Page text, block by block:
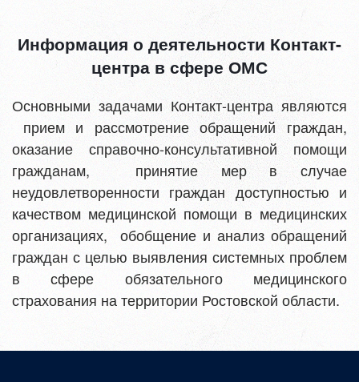
Информация о деятельности Контакт-
центра в сфере ОМС
Основными задачами Контакт-центра являются
прием и рассмотрение обращений граждан,
оказание справочно-консультативной помощи
гражданам, принятие мер в случае
неудовлетворенности граждан доступностью и
качеством медицинской помощи в медицинских
организациях, обобщение и анализ обращений
граждан с целью выявления системных проблем
в сфере обязательного медицинского
страхования на территории Ростовской области.